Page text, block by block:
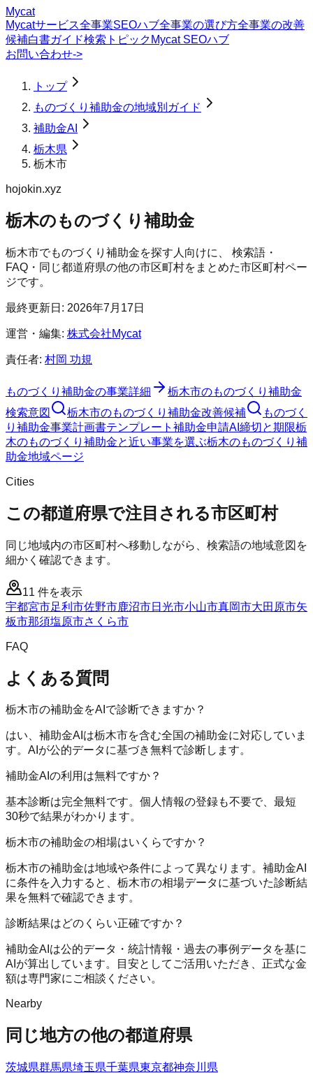
Mycat
Mycatサービス全事業SEOハブ全事業の選び方全事業の改善
候補白書ガイド検索トピック Mycat SEOハブ
お問い合わせ->
トップ
ものづくり補助金の地域別ガイド
補助金AI
栃木県
栃木市
hojokin.xyz
栃木のものづくり補助金
栃木市でものづくり補助金を探す人向けに、 検索語・
FAQ・同じ都道府県の他の市区町村をまとめた市区町村ペー
ジです。
最終更新日: 2026年7月17日
運営・編集: 株式会社Mycat
責任者: 村岡 功規
ものづくり補助金の事業詳細 栃木市のものづくり補助金
検索意図
栃木市のものづくり補助金改善候補
ものづく
り補助金事業計画書テンプレート 補助金申請AI 締切と期限栃
木のものづくり補助金と近い事業を選ぶ栃木のものづくり補
助金地域ページ
Cities
この都道府県で注目される市区町村
同じ地域内の市区町村へ移動しながら、検索語の地域意図を
細かく確認できます。
11 件を表示
宇都宮市足利市佐野市鹿沼市日光市小山市真岡市大田原市矢
板市那須塩原市さくら市
FAQ
よくある質問
栃木市の補助金をAIで診断できますか？
はい、補助金AIは栃木市を含む全国の補助金に対応していま
す。AIが公的データに基づき無料で診断します。
補助金AIの利用は無料ですか？
基本診断は完全無料です。個人情報の登録も不要で、最短
30秒で結果がわかります。
栃木市の補助金の相場はいくらですか？
栃木市の補助金は地域や条件によって異なります。補助金AI
に条件を入力すると、栃木市の相場データに基づいた診断結
果を無料で確認できます。
診断結果はどのくらい正確ですか？
補助金AIは公的データ・統計情報・過去の事例データを基に
AIが算出しています。目安としてご活用いただき、正式な金
額は専門家にご相談ください。
Nearby
同じ地方の他の都道府県
茨城県群馬県埼玉県千葉県東京都神奈川県